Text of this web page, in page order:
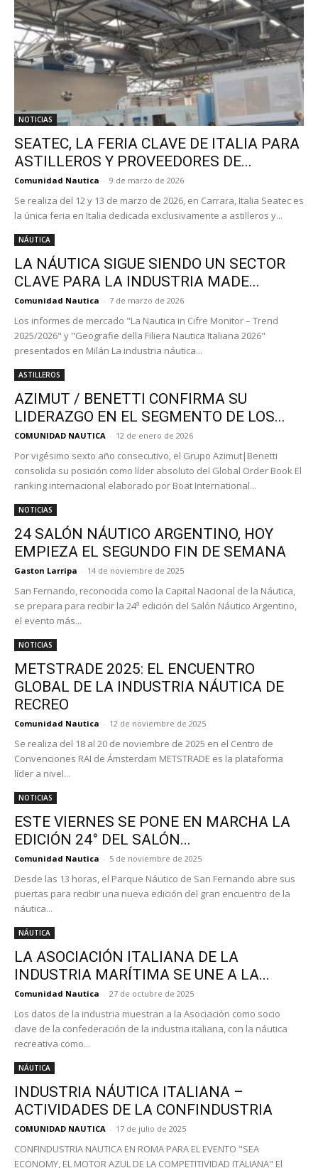
NOTICIAS
SEATEC, LA FERIA CLAVE DE ITALIA PARA
ASTILLEROS Y PROVEEDORES DE...
Comunidad Nautica - 9 de marzo de 2026
Se realiza del 12 y 13 de marzo de 2026, en Carrara, Italia Seatec es
la única feria en Italia dedicada exclusivamente a astilleros y...
NÁUTICA
LA NÁUTICA SIGUE SIENDO UN SECTOR
CLAVE PARA LA INDUSTRIA MADE...
Comunidad Nautica - 7 de marzo de 2026
Los informes de mercado "La Nautica in Cifre Monitor – Trend
2025/2026" y "Geografie della Filiera Nautica Italiana 2026"
presentados en Milán La industria náutica...
ASTILLEROS
AZIMUT / BENETTI CONFIRMA SU
LIDERAZGO EN EL SEGMENTO DE LOS...
COMUNIDAD NAUTICA - 12 de enero de 2026
Por vigésimo sexto año consecutivo, el Grupo Azimut|Benetti
consolida su posición como líder absoluto del Global Order Book El
ranking internacional elaborado por Boat International...
NOTICIAS
24 SALÓN NÁUTICO ARGENTINO, HOY
EMPIEZA EL SEGUNDO FIN DE SEMANA
Gaston Larripa - 14 de noviembre de 2025
San Fernando, reconocida como la Capital Nacional de la Náutica,
se prepara para recibir la 24ª edición del Salón Náutico Argentino,
el evento más...
NOTICIAS
METSTRADE 2025: EL ENCUENTRO
GLOBAL DE LA INDUSTRIA NÁUTICA DE
RECREO
Comunidad Nautica - 12 de noviembre de 2025
Se realiza del 18 al 20 de noviembre de 2025 en el Centro de
Convenciones RAI de Ámsterdam METSTRADE es la plataforma
líder a nivel...
NOTICIAS
ESTE VIERNES SE PONE EN MARCHA LA
EDICIÓN 24° DEL SALÓN...
Comunidad Nautica - 5 de noviembre de 2025
Desde las 13 horas, el Parque Náutico de San Fernando abre sus
puertas para recibir una nueva edición del gran encuentro de la
náutica...
NÁUTICA
LA ASOCIACIÓN ITALIANA DE LA
INDUSTRIA MARÍTIMA SE UNE A LA...
Comunidad Nautica - 27 de octubre de 2025
Los datos de la industria muestran a la Asociación como socio
clave de la confederación de la industria italiana, con la náutica
recreativa como...
NÁUTICA
INDUSTRIA NÁUTICA ITALIANA –
ACTIVIDADES DE LA CONFINDUSTRIA
COMUNIDAD NAUTICA - 17 de julio de 2025
CONFINDUSTRIA NAUTICA EN ROMA PARA EL EVENTO "SEA
ECONOMY, EL MOTOR AZUL DE LA COMPETITIVIDAD ITALIANA" El